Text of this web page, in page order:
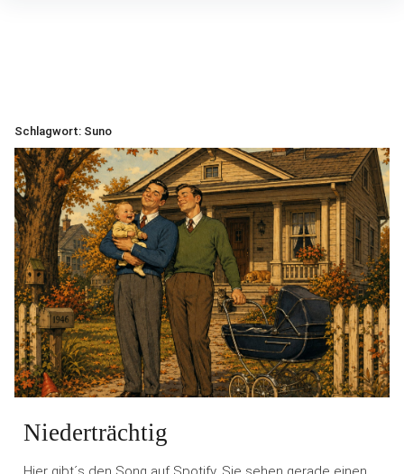
Schlagwort: Suno
Niederträchtig